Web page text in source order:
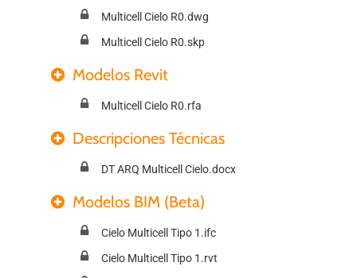
Multicell Cielo R0.dwg
Multicell Cielo R0.skp
Modelos Revit
Multicell Cielo R0.rfa
Descripciones Técnicas
DT ARQ Multicell Cielo.docx
Modelos BIM (Beta)
Cielo Multicell Tipo 1.ifc
Cielo Multicell Tipo 1.rvt